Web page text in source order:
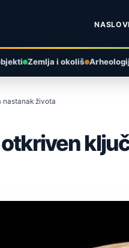
Zemlja i okoliš
nastanak života